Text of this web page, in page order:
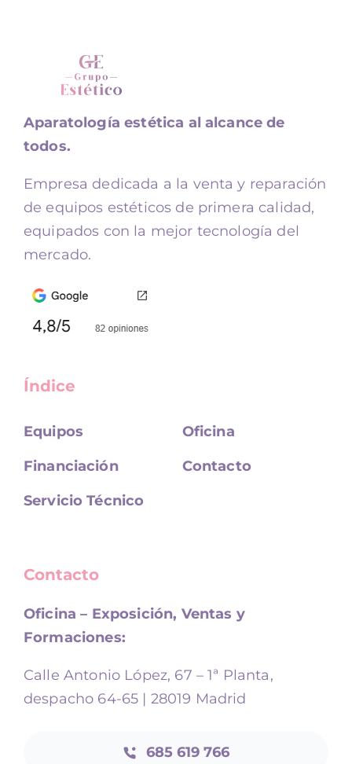
Aparatología estética al alcance de
todos.
Empresa dedicada a la venta y reparación
de equipos estéticos de primera calidad,
equipados con la mejor tecnología del
mercado.
Índice
Equipos
Financiación
Servicio Técnico
Oficina
Contacto
Contacto
Oficina – Exposición, Ventas y
Formaciones:
Calle Antonio López, 67 – 1ª Planta,
despacho 64-65 | 28019 Madrid
685 619 766